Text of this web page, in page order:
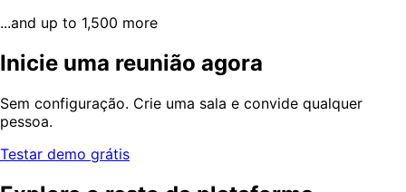
...and up to 1,500 more
Inicie uma reunião agora
Sem configuração. Crie uma sala e convide qualquer
pessoa.
Testar demo grátis